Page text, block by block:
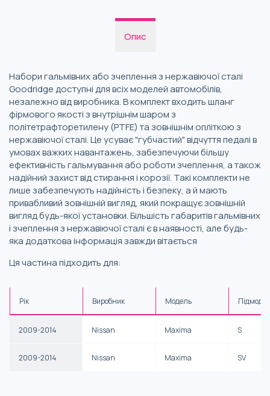
Опис
Набори гальмівних або зчеплення з нержавіючої сталі
Goodridge доступні для всіх моделей автомобілів,
незалежно від виробника. В комплект входить шланг
фірмового якості з внутрішнім шаром з
політетрафторетилену (PTFE) та зовнішнім опліткою з
нержавіючої сталі. Це усуває "губчастий" відчуття педалі в
умовах важких навантажень, забезпечуючи більшу
ефективність гальмування або роботи зчеплення, а також
надійний захист від стирання і корозії. Такі комплекти не
лише забезпечують надійність і безпеку, а й мають
привабливий зовнішній вигляд, який покращує зовнішній
вигляд будь-якої установки. Більшість габаритів гальмівних
і зчеплення з нержавіючої сталі є в наявності, але будь-
яка додаткова інформація завжди вітається
Ця частина підходить для:
Рік Виробник Модель
2009-2014 Nissan Maxima S
2009-2014 Nissan Maxima SV